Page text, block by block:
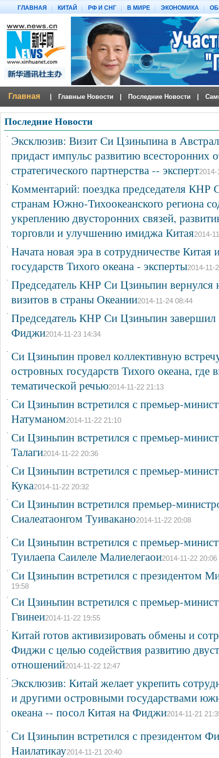
Последние Новости
· Эксклюзив: Визит Си Цзиньпина в
придаст импульс развитию всесторонних
стратегического партнерства -- эксперт2014-
· Комментарий: поездка председателя КНР
странам Южно-Тихоокеанского региона
укреплению двусторонних связей,
торговли и улучшению имиджа Китая2014-
· Начата новая эра в сотрудничестве Китая
государств Тихого океана - эксперты2014-11-
· Председатель КНР Си Цзиньпин вернулся
визитов в страны Океании2014-11-24 08:44
· Председатель КНР Си Цзиньпин завершил
Фиджи2014-11-23 14:34
· Си Цзиньпин провел коллективную
островных государств Тихого океана, где
тематической речью2014-11-22 21:13
· Си Цзиньпин встретился с премьер-
Натуманом2014-11-22 21:10
· Си Цзиньпин встретился с премьер-
Талаги2014-11-22 20:36
· Си Цзиньпин встретился с премьер-
Кука2014-11-22 20:32
· Си Цзиньпин встретился премьер-
Сиалеатаонгом Туивакано2014-11-22 20:08
· Си Цзиньпин встретился с премьер-
Туилаепа Саилеле Малиелегаои2014-11-22 20:06
· Си Цзиньпин встретился с президентом
19:58
· Си Цзиньпин встретился с премьер-
Гвинеи2014-11-22 19:55
· Китай готов активизировать обмены и
Фиджи с целью содействия развитию
отношений2014-11-22 12:47
· Эксклюзив: Китай желает укрепить
и другими островными государствами
океана -- посол Китая на Фиджи2014-11-21
· Си Цзиньпин встретился с президентом
Наилатикау2014-11-21 20:40